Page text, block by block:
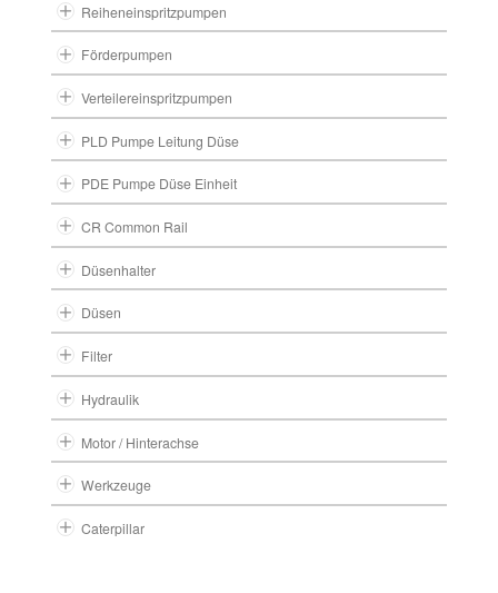
Reiheneinspritzpumpen
Förderpumpen
Verteilereinspritzpumpen
PLD Pumpe Leitung Düse
PDE Pumpe Düse Einheit
CR Common Rail
Düsenhalter
Düsen
Filter
Hydraulik
Motor / Hinterachse
Werkzeuge
Caterpillar